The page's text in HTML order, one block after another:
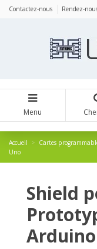
Contactez-nous Rendez-
Menu
Accueil Cartes
Uno
Shield
Panneau de gestion des